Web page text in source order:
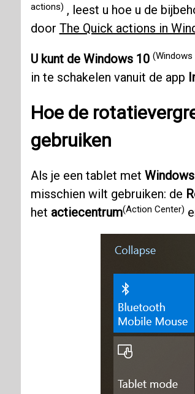
actions) , leest u hoe u de
door The Quick actions in
U kunt de Windows 10 (Windows
in te schakelen vanuit de app
Hoe de
gebruiken
Als je een tablet met
misschien wilt gebruiken: de
het actiecentrum(Action Center)